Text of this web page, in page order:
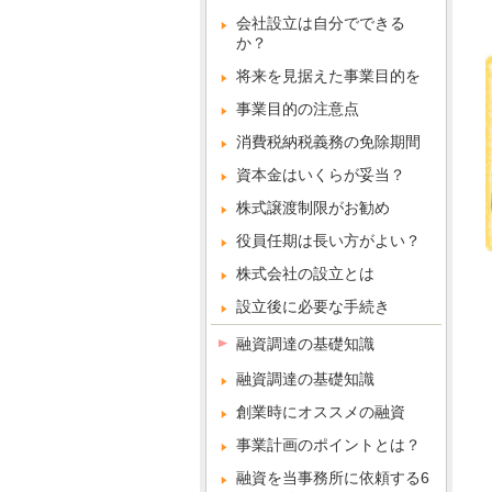
会社設立は自分でできる
か？
将来を見据えた事業目的を
事業目的の注意点
消費税納税義務の免除期間
資本金はいくらが妥当？
株式譲渡制限がお勧め
役員任期は長い方がよい？
株式会社の設立とは
設立後に必要な手続き
融資調達の基礎知識
融資調達の基礎知識
創業時にオススメの融資
事業計画のポイントとは？
融資を当事務所に依頼する6